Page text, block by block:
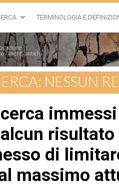
TERMINOLOGIA E
antichi
NESSUN
di
massimo